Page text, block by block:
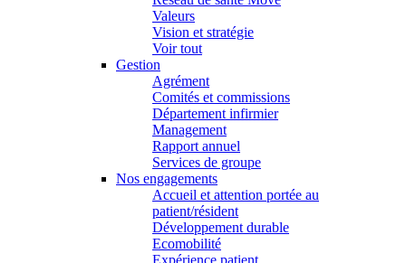
Valeurs
Vision et stratégie
Voir tout
Gestion
Agrément
Comités et commissions
Département infirmier
Management
Rapport annuel
Services de groupe
Nos engagements
Accueil et attention portée au
patient/résident
Développement durable
Ecomobilité